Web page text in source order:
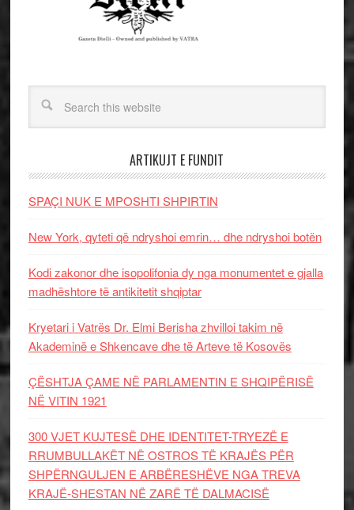
ARTIKUJT E FUNDIT
SPAÇI NUK E MPOSHTI SHPIRTIN
New York, qyteti që ndryshoi emrin… dhe ndryshoi botën
Kodi zakonor dhe isopolifonia dy nga monumentet e gjalla
madhështore të antikitetit shqiptar
Kryetari i Vatrës Dr. Elmi Berisha zhvilloi takim në
Akademinë e Shkencave dhe të Arteve të Kosovës
ÇËSHTJA ÇAME NË PARLAMENTIN E SHQIPËRISË
NË VITIN 1921
300 VJET KUJTESË DHE IDENTITET-TRYEZË E
RRUMBULLAKËT NË OSTROS TË KRAJËS PËR
SHPËRNGULJEN E ARBËRESHËVE NGA TREVA
KRAJË-SHESTAN NË ZARË TË DALMACISË